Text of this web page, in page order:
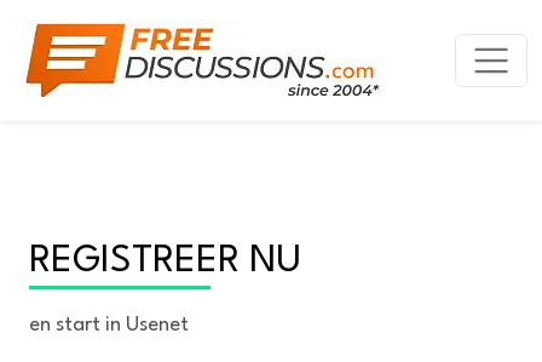
REGISTREER NU
en start in Usenet